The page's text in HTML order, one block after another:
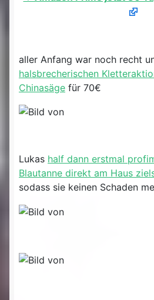
aller Anfang war noch recht
halsbrecherischen
Chinasäge für 70€
Lukas half dann erstmal
Blautanne direkt am Haus
sodass sie keinen Schaden